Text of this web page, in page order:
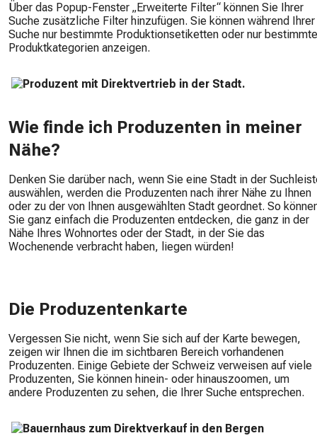
Über das Popup-Fenster „Erweiterte Filter“ können Sie Ihrer
Suche zusätzliche Filter hinzufügen. Sie können während Ihrer
Suche nur bestimmte Produktionsetiketten oder nur bestimmte
Produktkategorien anzeigen.
Wie finde ich Produzenten in meiner
Nähe?
Denken Sie darüber nach, wenn Sie eine Stadt in der
auswählen, werden die Produzenten nach ihrer Nähe zu Ihnen
oder zu der von Ihnen ausgewählten Stadt geordnet. So
Sie ganz einfach die Produzenten entdecken, die ganz in der
Nähe Ihres Wohnortes oder der Stadt, in der Sie das
Wochenende verbracht haben, liegen würden!
Die Produzentenkarte
Vergessen Sie nicht, wenn Sie sich auf der Karte bewegen,
zeigen wir Ihnen die im sichtbaren Bereich vorhandenen
Produzenten. Einige Gebiete der Schweiz verweisen auf viele
Produzenten, Sie können hinein- oder hinauszoomen, um
andere Produzenten zu sehen, die Ihrer Suche entsprechen.